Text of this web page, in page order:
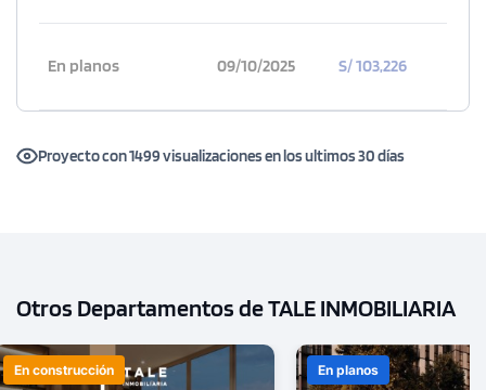
En planos 09/10/2025 S/ 103,226
Proyecto con 1499 visualizaciones en los ultimos 30 días
Otros Departamentos de TALE INMOBILIARIA
En construcción En planos